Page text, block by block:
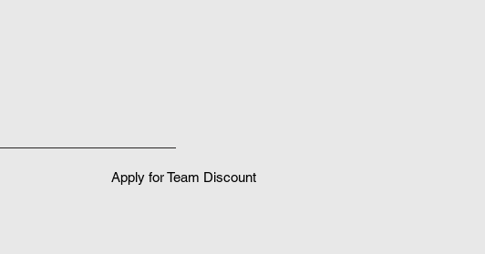
Apply for Team Discount